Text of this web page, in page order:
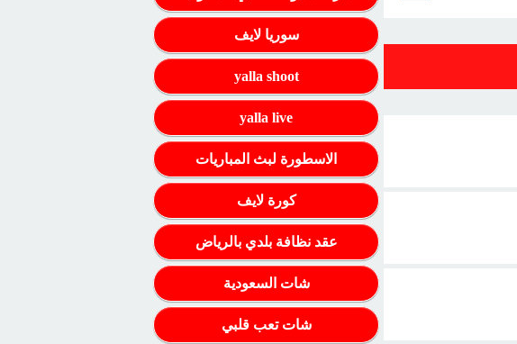
سوريا لايف
yalla shoot
yalla live
الاسطورة لبث المباريات
كورة لايف
عقد نظافة بلدي بالرياض
شات السعودية
شات تعب قلبي